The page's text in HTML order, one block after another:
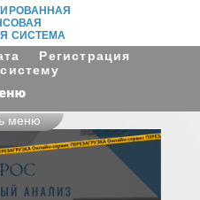
СИСТЕМА
Регистрация
меню